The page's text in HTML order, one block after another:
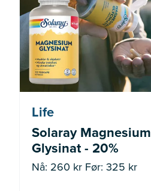
Life
Solaray Magnesium
Glysinat - 20%
Nå: 260 kr Før: 325 kr